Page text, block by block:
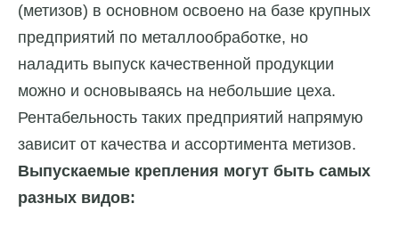
(метизов) в основном освоено на базе крупных
предприятий по металлообработке, но
наладить выпуск качественной продукции
можно и основываясь на небольшие цеха.
Рентабельность таких предприятий напрямую
зависит от качества и ассортимента метизов.
Выпускаемые крепления могут быть самых
разных видов: